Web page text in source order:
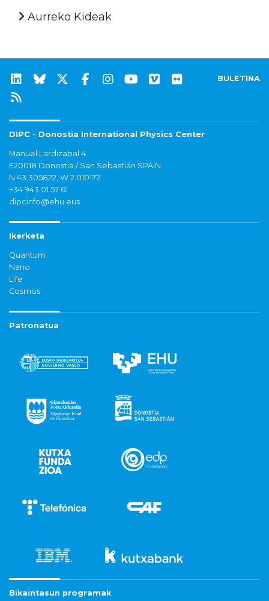
Aurreko Kideak
BULETINA
DIPC - Donostia International Physics Center
Manuel Lardizabal 4
E20018 Donostia / San Sebastián SPAIN
N 43.305822, W 2.010172
+34 943 01 57 61
dipcinfo@ehu.eus
Ikerketa
Quantum
Nano
Life
Cosmos
Patronatua
Bikaintasun programak